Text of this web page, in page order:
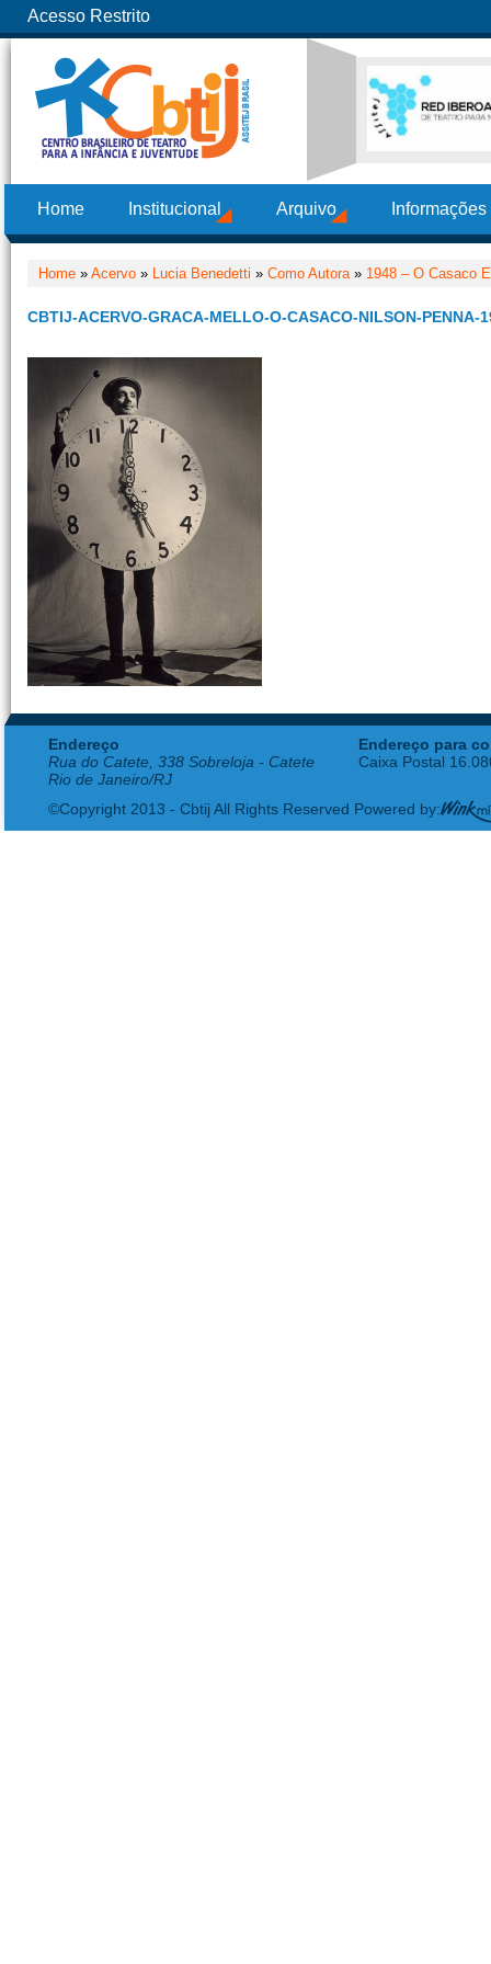
Acesso Restrito
Home Institucional Arquivo
Home » Acervo » Lucia Benedetti » Como Autora» 1948 – O Casaco
CBTIJ-ACERVO-GRACA-MELLO-O-CASACO-NILSON-PENNA-
Endereço
Rua do Catete, 338 Sobreloja - Catete
Rio de Janeiro/RJ
Endereço para
Caixa Postal
©Copyright 2013 - Cbtij All Rights Reserved Powered by: